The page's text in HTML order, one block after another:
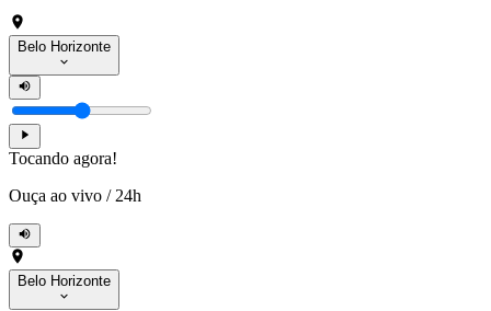
Belo Horizonte
Tocando agora!
Ouça ao vivo / 24h
Belo Horizonte